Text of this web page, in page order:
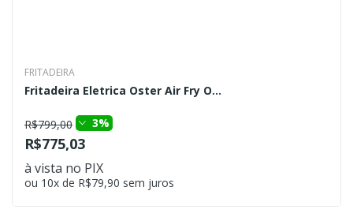
FRITADEIRA
Fritadeira Eletrica Oster Air Fry O...
R$799,00 3%
R$775,03
à vista no PIX
ou 10x de R$79,90 sem juros